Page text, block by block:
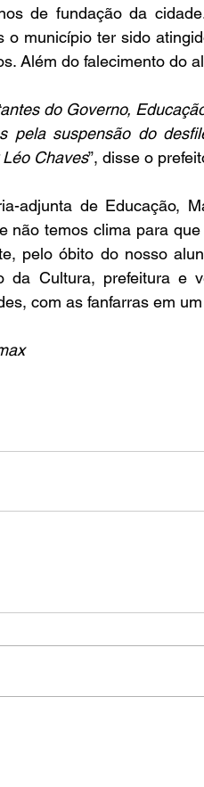
de fundação da
o município ter sido
Além do falecimento do
do Governo,
pela suspensão do
Chaves”, disse o
adjunta de Educação,
não temos clima para
pelo óbito do nosso
da Cultura, prefeitura e
com as fanfarras em